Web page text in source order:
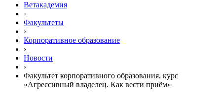
Ветакадемия
›
Факультеты
›
Корпоративное образование
›
Новости
›
Факультет корпоративного образования, курс
«Агрессивный владелец. Как вести приём»